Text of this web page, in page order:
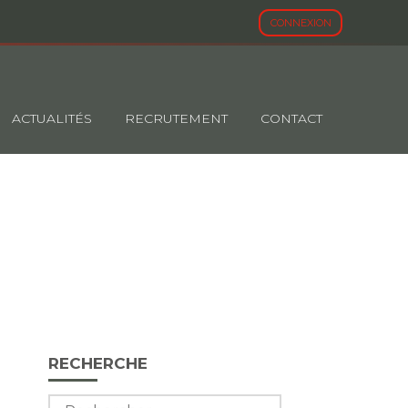
CONNEXION
ACTUALITÉS RECRUTEMENT CONTACT
Blog
sidebar
RECHERCHE
Rechercher :